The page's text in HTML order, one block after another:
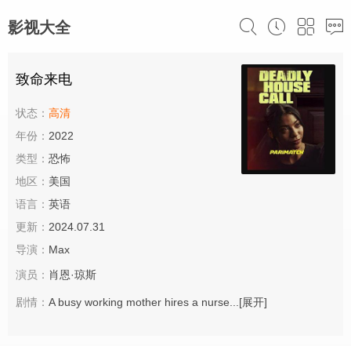
影视大全
致命来电
状态： 高清
年份： 2022
类型： 恐怖
地区： 美国
语言： 英语
更新： 2024.07.31
导演： Max
演员： 肖恩·琼斯
剧情： A busy working mother hires a nurse... [展开]